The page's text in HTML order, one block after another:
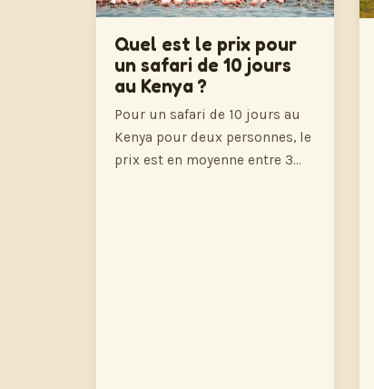
Quel est le prix pour
un safari de 10 jours
au Kenya ?
Pour un safari de 10 jours au
Kenya pour deux personnes, le
prix est en moyenne entre 3…